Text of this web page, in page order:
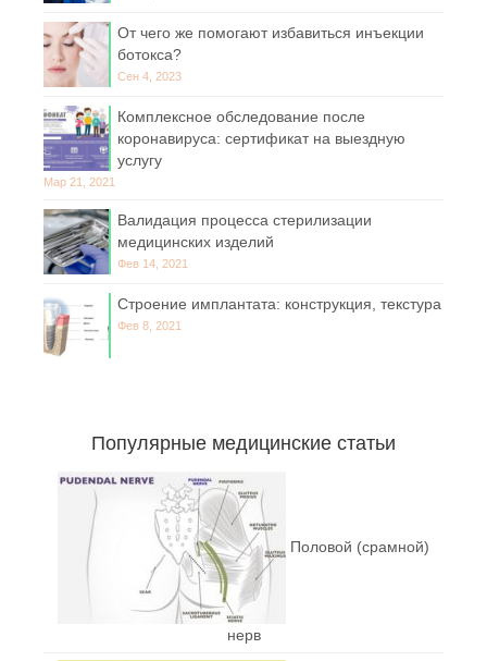
От чего же помогают избавиться инъекции
ботокса?
Сен 4, 2023
Комплексное обследование после
коронавируса: сертификат на выездную
услугу
Мар 21, 2021
Валидация процесса стерилизации
медицинских изделий
Фев 14, 2021
Строение имплантата: конструкция, текстура
Фев 8, 2021
Популярные медицинские статьи
Половой (срамной)
нерв